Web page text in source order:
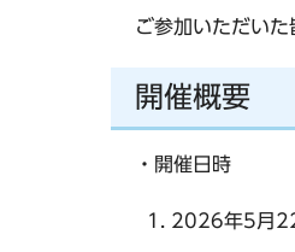
ご参加いただいた
開催概要
・開催日時
2026年5月